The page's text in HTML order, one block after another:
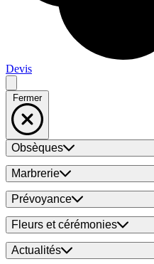
Devis
Fermer
Obsèques
Marbrerie
Prévoyance
Fleurs et cérémonies
Actualités